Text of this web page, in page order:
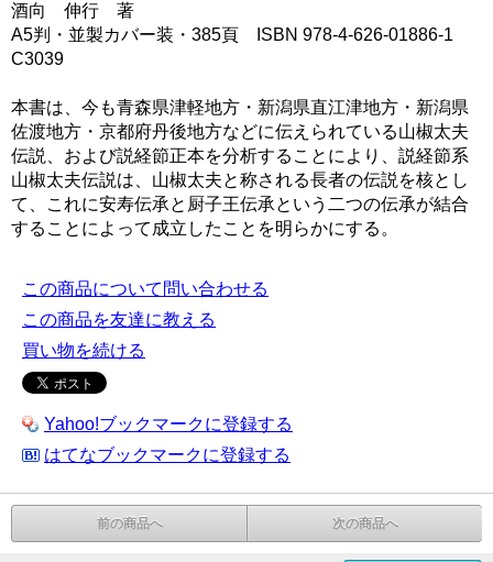
酒向 伸行 著
A5判・並製カバー装・385頁 ISBN 978-4-626-01886-1
C3039
本書は、今も青森県津軽地方・新潟県直江津地方・新潟県
佐渡地方・京都府丹後地方などに伝えられている山椒太夫
伝説、および説経節正本を分析することにより、説経節系
山椒太夫伝説は、山椒太夫と称される長者の伝説を核とし
て、これに安寿伝承と厨子王伝承という二つの伝承が結合
することによって成立したことを明らかにする。
この商品について問い合わせる
この商品を友達に教える
買い物を続ける
Yahoo!ブックマークに登録する
はてなブックマークに登録する
前の商品へ 次の商品へ